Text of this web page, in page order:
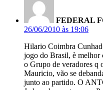
FEDERAL
26/06/2010 às 19:06
Hilario Coimbra
jogo do Brasil, è
o Grupo de veradores q
Mauricio, vão se
junto ao partido. O